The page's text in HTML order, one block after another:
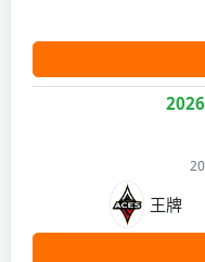
王牌